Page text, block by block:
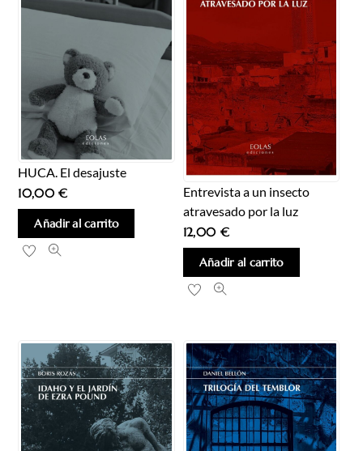
HUCA. El desajuste
10,00€
Añadir al carrito
Entrevista a un insecto
atravesado por la luz
12,00 €
Añadir al carrito